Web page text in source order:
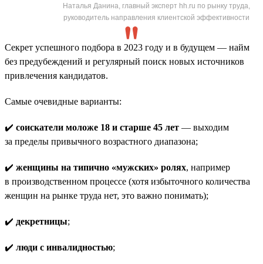
Наталья Данина, главный эксперт hh.ru по рынку труда,
руководитель направления клиентской эффективности
Секрет успешного подбора в 2023 году и в будущем — найм
без предубеждений и регулярный поиск новых источников
привлечения кандидатов.
Самые очевидные варианты:
✔️ соискатели моложе 18 и старше 45 лет — выходим
за пределы привычного возрастного диапазона;
✔️ женщины на типично «мужских» ролях, например
в производственном процессе (хотя избыточного количества
женщин на рынке труда нет, это важно понимать);
✔️ декретницы;
✔️ люди с инвалидностью;